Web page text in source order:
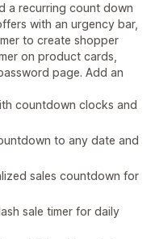
a recurring count down
with an urgency bar,
to create shopper
on product cards,
page. Add an
countdown clocks and
to any date and
sales countdown for
sale timer for daily